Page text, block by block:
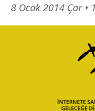
8 Ocak 2014 Çar 14
•